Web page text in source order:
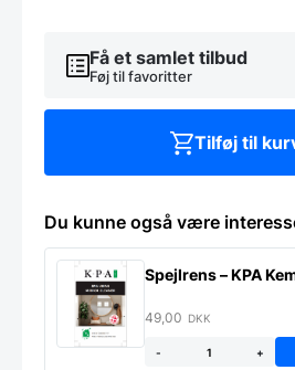
størrelser
antal
Få et samlet tilbud
Føj til favoritter
Tilføj til
Du kunne også være
Spejlrens – KPA
49,00 DKK
- +